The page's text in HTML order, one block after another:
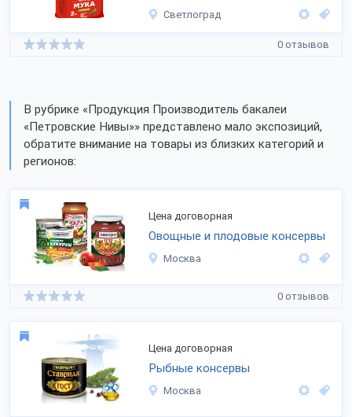
Светлоград
0 отзывов
В рубрике «Продукция Производитель бакалеи
«Петровские Нивы»» представлено мало экспозиций,
обратите внимание на товары из близких категорий и
регионов:
Цена договорная
Овощные и плодовые консервы
Москва
0 отзывов
Цена договорная
Рыбные консервы
Москва